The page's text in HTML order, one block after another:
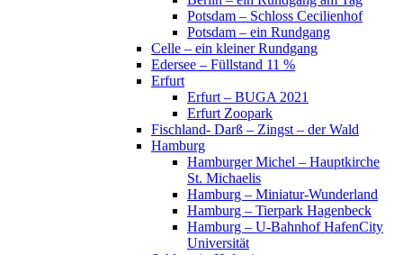
Potsdam – Schloss Cecilienhof
Potsdam – ein Rundgang
Celle – ein kleiner Rundgang
Edersee – Füllstand 11 %
Erfurt
Erfurt – BUGA 2021
Erfurt Zoopark
Fischland- Darß – Zingst – der Wald
Hamburg
Hamburger Michel – Hauptkirche
St. Michaelis
Hamburg – Miniatur-Wunderland
Hamburg – Tierpark Hagenbeck
Hamburg – U-Bahnhof HafenCity
Universität